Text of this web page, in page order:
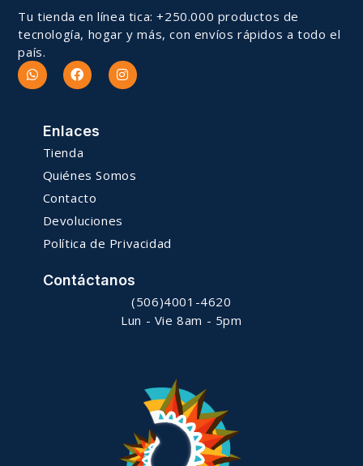
Tu tienda en línea tica: +250.000 productos de
tecnología, hogar y más, con envíos rápidos a todo el
país.
Enlaces
Tienda
Quiénes Somos
Contacto
Devoluciones
Política de Privacidad
Contáctanos
(506)4001-4620
Lun - Vie 8am - 5pm